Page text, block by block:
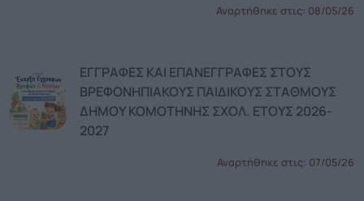
Αναρτήθηκε στις: 08/05/26
ΕΓΓΡΑΦΕΣ ΚΑΙ ΕΠΑΝΕΓΓΡΑΦΕΣ ΣΤΟΥΣ
ΒΡΕΦΟΝΗΠΙΑΚΟΥΣ ΠΑΙΔΙΚΟΥΣ ΣΤΑΘΜΟΥΣ
ΔΗΜΟΥ ΚΟΜΟΤΗΝΗΣ ΣΧΟΛ. ΕΤΟΥΣ 2026-
2027
Αναρτήθηκε στις: 07/05/26